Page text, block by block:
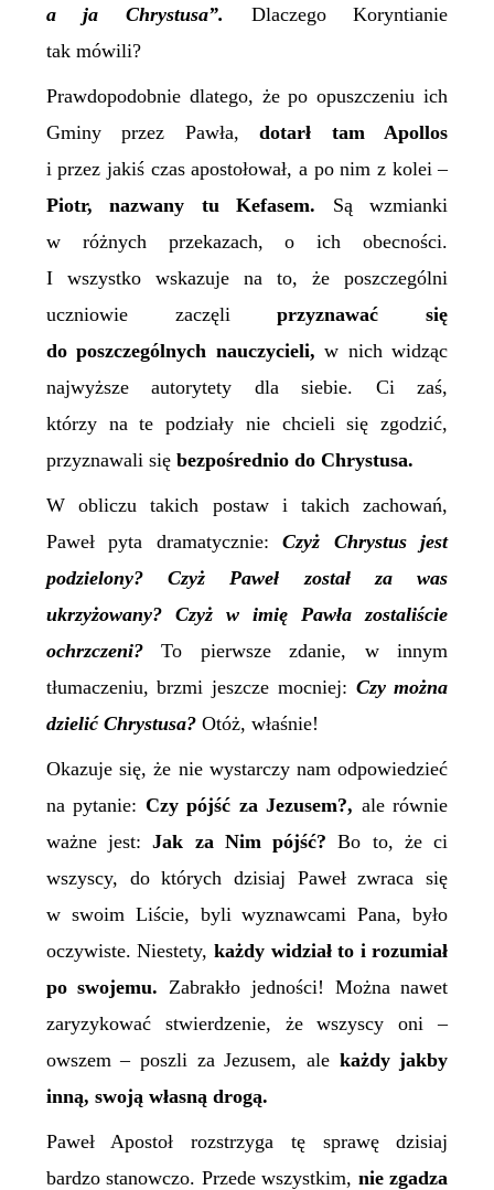
a ja Chrystusa”. Dlaczego Koryntianie
tak mówili?
Prawdopodobnie dlatego, że po opuszczeniu ich
Gminy przez Pawła,dotarł tam Apollos
i przez jakiś czas apostołował, a po nim z kolei –
Piotr, nazwany tu Kefasem. Są wzmianki
w różnych przekazach, o ich obecności.
I wszystko wskazuje na to, że poszczególni
uczniowie zaczęliprzyznawać się
do poszczególnych nauczycieli, w nich widząc
najwyższe autorytety dla siebie. Ci zaś,
którzy na te podziały nie chcieli się zgodzić,
przyznawali się bezpośrednio do Chrystusa.
W obliczu takich postaw i takich zachowań,
Paweł pyta dramatycznie:Czyż Chrystus jest
podzielony? Czyż Paweł został za was
ukrzyżowany? Czyż w imię Pawła zostaliście
ochrzczeni?
To pierwsze zdanie, w innym
tłumaczeniu, brzmi jeszcze mocniej: Czy można
dzielić Chrystusa? Otóż, właśnie!
Okazuje się, że nie wystarczy nam odpowiedzieć
na pytanie: Czy pójść za Jezusem?, ale równie
ważne jest: Jak za Nim pójść? Bo to, że ci
wszyscy, do których dzisiaj Paweł zwraca się
w swoim Liście, byli wyznawcami Pana, było
oczywiste. Niestety, każdy widział to i rozumiał
po swojemu. Zabrakło jedności! Można nawet
zaryzykować stwierdzenie, że wszyscy oni –
owszem – poszli za Jezusem, ale każdy jakby
inną, swoją własną drogą.
Paweł Apostoł rozstrzyga tę sprawę dzisiaj
bardzo stanowczo. Przede wszystkim, nie zgadza